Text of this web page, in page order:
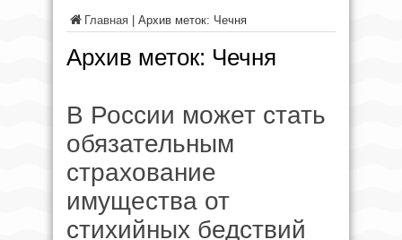
Главная Архив меток: Чечня
Архив меток: Чечня
В России может стать
обязательным
страхование
имущества от
стихийных бедствий